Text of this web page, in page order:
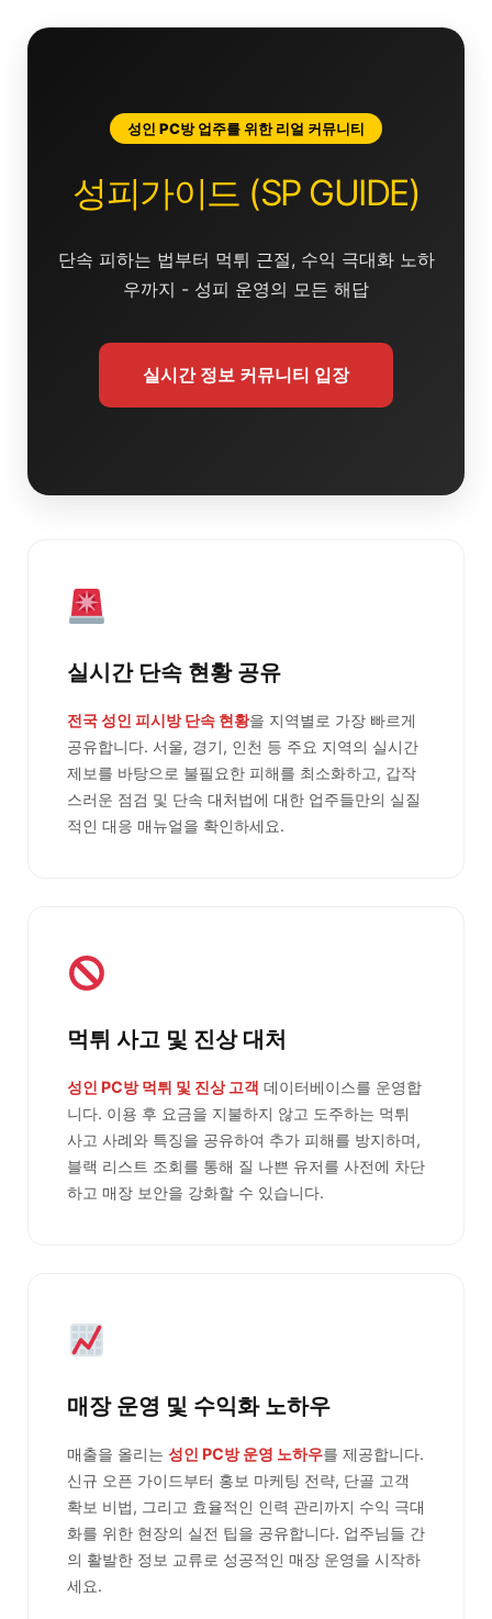
성인 PC방 업주를 위한 리얼 커뮤니티
성피가이드 (SP GUIDE)
단속 피하는 법부터 먹튀 근절, 수익 극대화 노하
우까지 - 성피 운영의 모든 해답
실시간 정보 커뮤니티 입장
실시간 단속 현황 공유
전국 성인 피시방 단속 현황을 지역별로 가장 빠르게
공유합니다. 서울, 경기, 인천 등 주요 지역의 실시간
제보를 바탕으로 불필요한 피해를 최소화하고, 갑작
스러운 점검 및 단속 대처법에 대한 업주들만의 실질
적인 대응 매뉴얼을 확인하세요.
먹튀 사고 및 진상 대처
성인 PC방 먹튀 및 진상 고객 데이터베이스를 운영합
니다. 이용 후 요금을 지불하지 않고 도주하는 먹튀
사고 사례와 특징을 공유하여 추가 피해를 방지하며,
블랙 리스트 조회를 통해 질 나쁜 유저를 사전에 차단
하고 매장 보안을 강화할 수 있습니다.
매장 운영 및 수익화 노하우
매출을 올리는 성인 PC방 운영 노하우를 제공합니다.
신규 오픈 가이드부터 홍보 마케팅 전략, 단골 고객
확보 비법, 그리고 효율적인 인력 관리까지 수익 극대
화를 위한 현장의 실전 팁을 공유합니다. 업주님들 간
의 활발한 정보 교류로 성공적인 매장 운영을 시작하
세요.